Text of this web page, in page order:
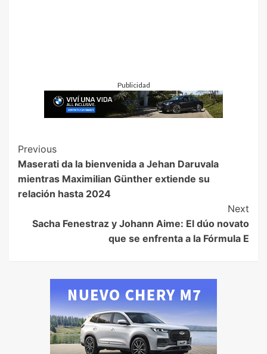
Publicidad
Previous
Maserati da la bienvenida a Jehan Daruvala
mientras Maximilian Günther extiende su
relación hasta 2024
Next
Sacha Fenestraz y Johann Aime: El dúo novato
que se enfrenta a la Fórmula E